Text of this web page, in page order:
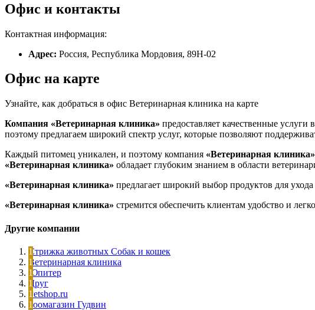
Офис и контакты
Контактная информация:
Адрес: Россия, Республика Мордовия, 89Н-02
Офис на карте
Узнайте, как добраться в офис Ветеринарная клиника на карте
Компания «Ветеринарная клиника» предоставляет качественные услуги
поэтому предлагаем широкий спектр услуг, которые позволяют
Каждый питомец уникален, и поэтому компания «Ветеринарная клиника»
«Ветеринарная клиника» обладает глубоким знанием в области
«Ветеринарная клиника» предлагает широкий выбор продуктов для
«Ветеринарная клиника» стремится обеспечить клиентам удобство и
Другие компании
Стрижка животных Собак и кошек
Ветеринарная клиника
Юпитер
Друг
Petshop.ru
Зоомагазин Гудвин